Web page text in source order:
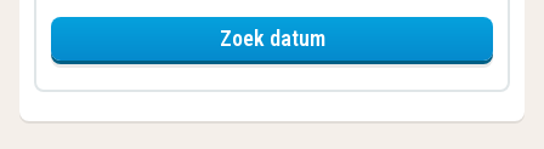
Zoek datumvoor Standaard Kamer